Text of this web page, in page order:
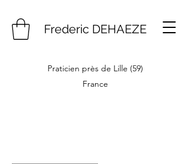
Frederic DEHAEZE
Praticien près de Lille (59)
France